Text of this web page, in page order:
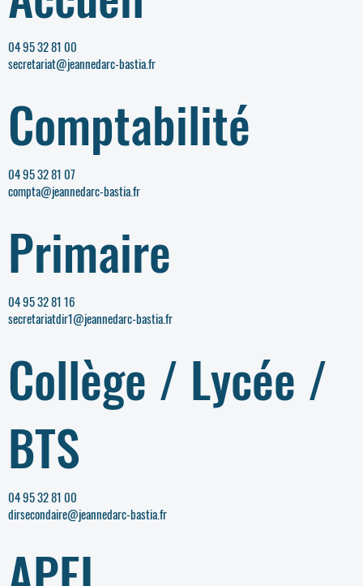
04 95 32 81 00
secretariat@jeannedarc-bastia.fr
Comptabilité
04 95 32 81 07
compta@jeannedarc-bastia.fr
Primaire
04 95 32 81 16
secretariatdir1@jeannedarc-bastia.fr
Collège / Lycée /
BTS
04 95 32 81 00
dirsecondaire@jeannedarc-bastia.fr